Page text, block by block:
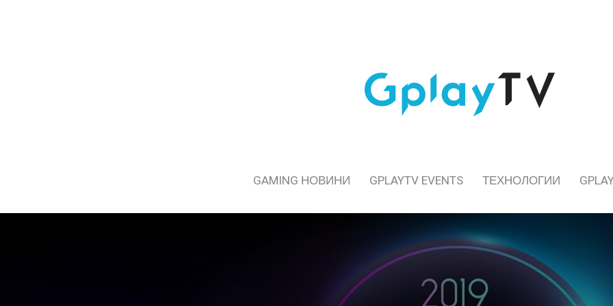
GAMING НОВИНИ GPLAYTV EVENTS ТЕХНОЛОГИИ